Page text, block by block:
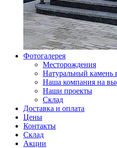
Фотогалерея
Месторождения
Натуральный камень
Наша компания на
Наши проекты
Склад
Доставка и оплата
Цены
Контакты
Склад
Акции